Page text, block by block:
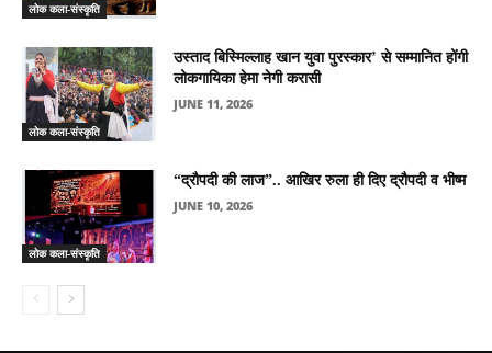
लोक कला-संस्कृति
लोक कला-संस्कृति
उस्ताद बिस्मिल्लाह खान युवा पुरस्कार’ से सम्मानित होंगी
लोकगायिका हेमा नेगी करासी
JUNE 11, 2026
लोक कला-संस्कृति
“द्रौपदी की लाज”.. आखिर रुला ही दिए द्रौपदी व भीष्म
JUNE 10, 2026